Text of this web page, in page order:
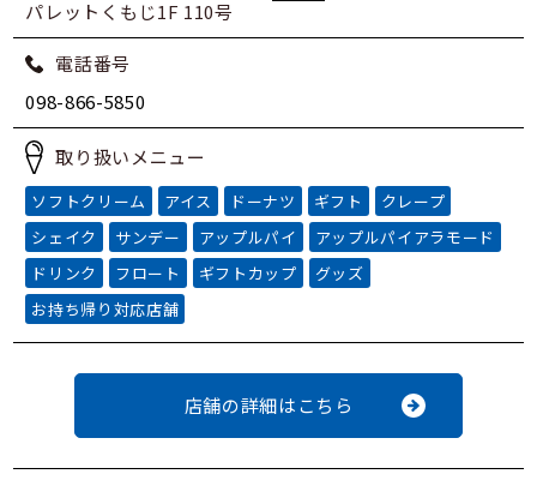
パレットくもじ1F 110号
電話番号
098-866-5850
取り扱いメニュー
ソフトクリーム アイス ドーナツ ギフト
クレープ
シェイク
サンデー アップルパイ
アップルパイアラモード
ドリンク
フロート ギフトカップ
グッズ
お持ち帰り対応店舗
店舗の詳細はこちら